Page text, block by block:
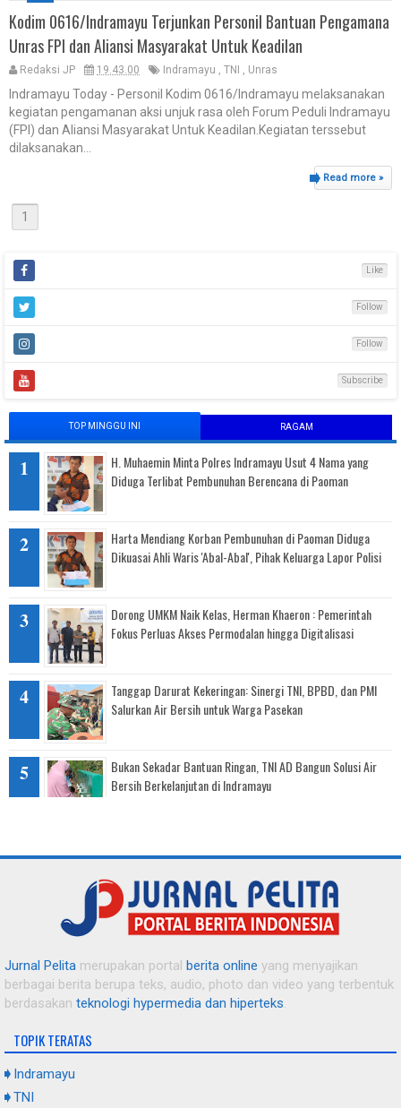
Kodim 0616/Indramayu Terjunkan Personil Bantuan Pengamana
Unras FPI dan Aliansi Masyarakat Untuk Keadilan
Redaksi JP 19.43.00 Indramayu TNI Unras
Indramayu Today - Personil Kodim 0616/Indramayu melaksanakan
kegiatan pengamanan aksi unjuk rasa oleh Forum Peduli Indramayu
(FPI) dan Aliansi Masyarakat Untuk Keadilan.Kegiatan terssebut
dilaksanakan...
Read more »
1
Like
Follow
Follow
Subscribe
TOP MINGGU INI RAGAM
H. Muhaemin Minta Polres Indramayu Usut 4 Nama yang
Diduga Terlibat Pembunuhan Berencana di Paoman
Harta Mendiang Korban Pembunuhan di Paoman Diduga
Dikuasai Ahli Waris 'Abal-Abal', Pihak Keluarga Lapor Polisi
Dorong UMKM Naik Kelas, Herman Khaeron : Pemerintah
Fokus Perluas Akses Permodalan hingga Digitalisasi
Tanggap Darurat Kekeringan: Sinergi TNI, BPBD, dan PMI
Salurkan Air Bersih untuk Warga Pasekan
Bukan Sekadar Bantuan Ringan, TNI AD Bangun Solusi Air
Bersih Berkelanjutan di Indramayu
Kompak "Ngobor Tikus" demi Amankan Padi Muda
Senyum Warga Karang Malang, Krangkeng Kembali
Mengembang Usai Diguyur Air Bersih Bantuan Kodim 0616
Indramayu
Bekali Warga Binaan dengan Keterampilan, Lapas Indramayu
Gelar Pelatihan Budidaya dan Olahan Jamur Tiram
Jurnal Pelita merupakan portal berita online yang menyajikan
berbagai berita berupa teks, audio, photo dan video yang terbentuk
berdasakan teknologi hypermedia dan hiperteks.
TOPIK TERATAS
Indramayu
TNI